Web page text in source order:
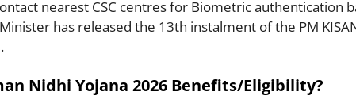
nearest CSC centres for Biometric authentication
has released the 13th instalment of the PM
Nidhi Yojana 2026 Benefits/Eligibility?